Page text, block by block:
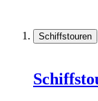
Schiffstouren